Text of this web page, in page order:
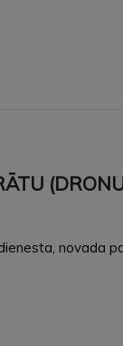
novada